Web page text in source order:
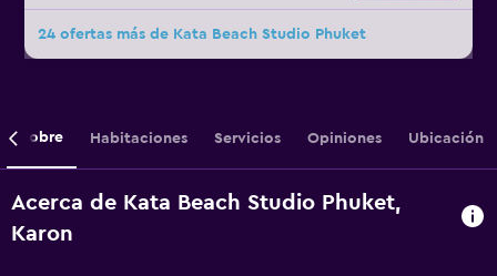
24 ofertas más de Kata Beach Studio Phuket
Sobre Habitaciones Servicios Opiniones Ubicación
Acerca de Kata Beach Studio Phuket,
Karon